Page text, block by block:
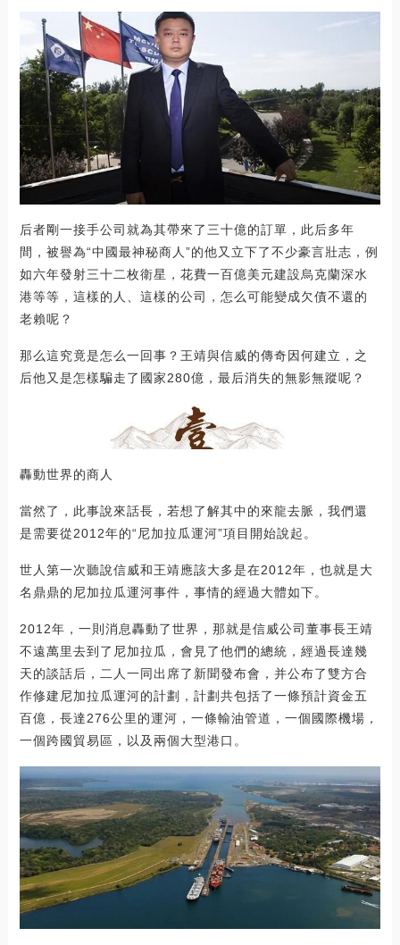
后者剛一接手公司就為其帶來了三十億的訂單，此后多年
間，被譽為“中國最神秘商人”的他又立下了不少豪言壯志，例
如六年發射三十二枚衛星，花費一百億美元建設烏克蘭深水
港等等，這樣的人、這樣的公司，怎么可能變成欠債不還的
老賴呢？
那么這究竟是怎么一回事？王靖與信威的傳奇因何建立，之
后他又是怎樣騙走了國家280億，最后消失的無影無蹤呢？
轟動世界的商人
當然了，此事說來話長，若想了解其中的來龍去脈，我們還
是需要從2012年的“尼加拉瓜運河”項目開始說起。
世人第一次聽說信威和王靖應該大多是在2012年，也就是大
名鼎鼎的尼加拉瓜運河事件，事情的經過大體如下。
2012年，一則消息轟動了世界，那就是信威公司董事長王靖
不遠萬里去到了尼加拉瓜，會見了他們的總統，經過長達幾
天的談話后，二人一同出席了新聞發布會，并公布了雙方合
作修建尼加拉瓜運河的計劃，計劃共包括了一條預計資金五
百億，長達276公里的運河，一條輸油管道，一個國際機場，
一個跨國貿易區，以及兩個大型港口。